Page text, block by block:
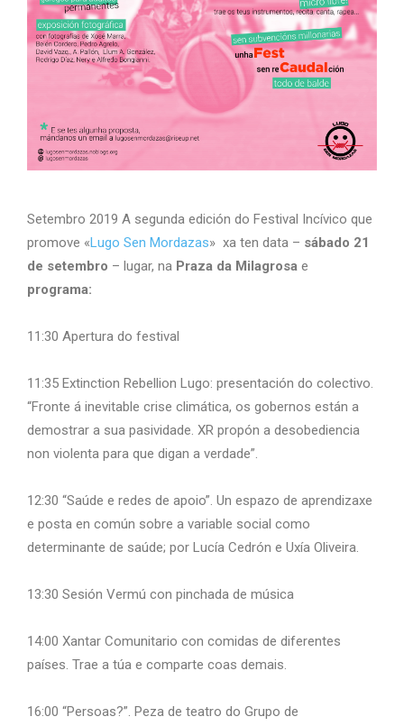
Setembro 2019 A segunda edición do Festival Incívico que
promove «Lugo Sen Mordazas» xa ten data – sábado 21
de setembro – lugar, na Praza da Milagrosa e
programa:
11:30 Apertura do festival
11:35 Extinction Rebellion Lugo: presentación do colectivo.
“Fronte á inevitable crise climática, os gobernos están a
demostrar a sua pasividade. XR propón a desobediencia
non violenta para que digan a verdade”.
12:30 “Saúde e redes de apoio”. Un espazo de aprendizaxe
e posta en común sobre a variable social como
determinante de saúde; por Lucía Cedrón e Uxía Oliveira.
13:30 Sesión Vermú con pinchada de música
14:00 Xantar Comunitario con comidas de diferentes
países. Trae a túa e comparte coas demais.
16:00 “Persoas?”. Peza de teatro do Grupo de